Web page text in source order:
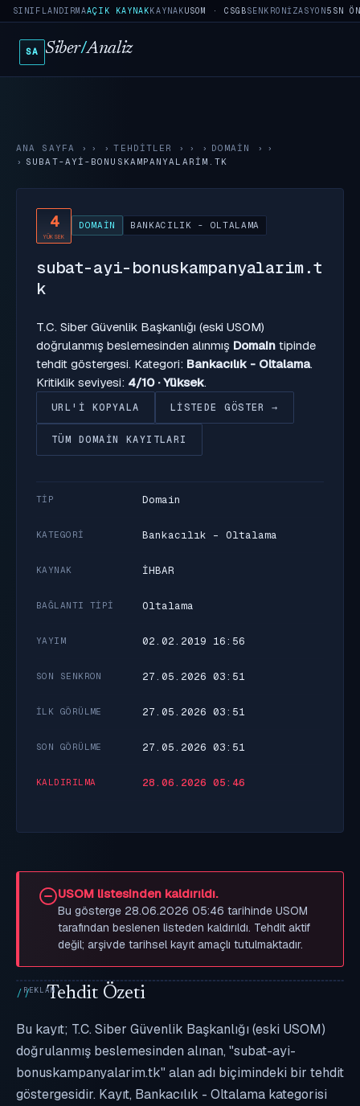
SINIFLANDIRMAAÇIK KAYNAKKAYNAKUSOM · CSGBSENKRONIZASYON5SN
SA Siber/Analiz
ANA SAYFA › TEHDITLER › DOMAIN
›
SUBAT-AYI-BONUSKAMPANYALARIM.TK
4
YÜKSEK
DOMAIN BANKACILIK - OLTALAMA
subat-ayi-bonuskampanyalarim.t
k
T.C. Siber Güvenlik Başkanlığı (eski USOM)
doğrulanmış beslemesinden alınmış Domain tipinde
tehdit göstergesi. Kategori: Bankacılık - Oltalama.
Kritiklik seviyesi: 4/10 · Yüksek.
URL'I KOPYALA LISTEDE GÖSTER →
TÜM DOMAIN KAYITLARI
TIP Domain
KATEGORI Bankacılık - Oltalama
KAYNAK İHBAR
BAĞLANTI TIPI Oltalama
YAYIM 02.02.2019 16:56
SON SENKRON 27.05.2026 03:51
İLK GÖRÜLME 27.05.2026 03:51
SON GÖRÜLME 27.05.2026 03:51
KALDIRILMA 28.06.2026 05:46
USOM listesinden kaldırıldı.
Bu gösterge 28.06.2026 05:46 tarihinde USOM
tarafından beslenen listeden kaldırıldı. Tehdit aktif
değil; arşivde tarihsel kayıt amaçlı tutulmaktadır.
Tehdit Özeti
Bu kayıt; T.C. Siber Güvenlik Başkanlığı (eski USOM)
doğrulanmış beslemesinden alınan, "subat-ayi-
bonuskampanyalarim.tk" alan adı biçimindeki bir tehdit
göstergesidir. Kayıt, Bankacılık - Oltalama kategorisi